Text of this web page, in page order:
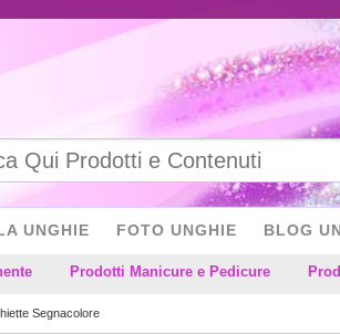
Prodotti Manicure e Pedicure
UNGHIE FOTO UNGHIE BLOG
Segnacolore